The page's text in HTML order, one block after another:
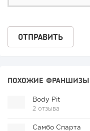
ПОХОЖИЕ ФРАНШИЗЫ
Body Pit
2 отзыва
Самбо Спарта